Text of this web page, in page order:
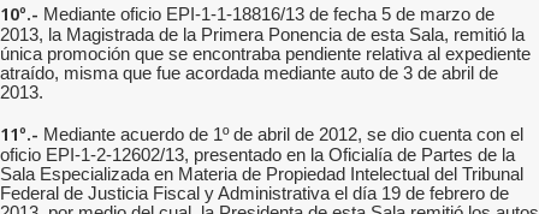
10º.- Mediante oficio EPI-1-1-18816/13 de fecha 5 de marzo de
2013, la Magistrada de la Primera Ponencia de esta Sala, remitió la
única promoción que se encontraba pendiente relativa al expediente
atraído, misma que fue acordada mediante auto de 3 de abril de
2013.
11º.- Mediante acuerdo de 1º de abril de 2012, se dio cuenta con el
oficio EPI-1-2-12602/13, presentado en la Oficialía de Partes de la
Sala Especializada en Materia de Propiedad Intelectual del Tribunal
Federal de Justicia Fiscal y Administrativa el día 19 de febrero de